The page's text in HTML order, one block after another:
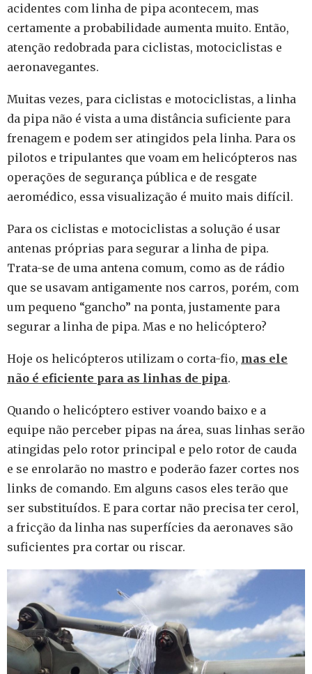
acidentes com linha de pipa acontecem, mas
certamente a probabilidade aumenta muito. Então,
atenção redobrada para ciclistas, motociclistas e
aeronavegantes.
Muitas vezes, para ciclistas e motociclistas, a linha
da pipa não é vista a uma distância suficiente para
frenagem e podem ser atingidos pela linha. Para os
pilotos e tripulantes que voam em helicópteros nas
operações de segurança pública e de resgate
aeromédico, essa visualização é muito mais difícil.
Para os ciclistas e motociclistas a solução é usar
antenas próprias para segurar a linha de pipa.
Trata-se de uma antena comum, como as de rádio
que se usavam antigamente nos carros, porém, com
um pequeno “gancho” na ponta, justamente para
segurar a linha de pipa. Mas e no helicóptero?
Hoje os helicópteros utilizam o corta-fio, mas ele
não é eficiente para as linhas de pipa.
Quando o helicóptero estiver voando baixo e a
equipe não perceber pipas na área, suas linhas serão
atingidas pelo rotor principal e pelo rotor de cauda
e se enrolarão no mastro e poderão fazer cortes nos
links de comando. Em alguns casos eles terão que
ser substituídos. E para cortar não precisa ter cerol,
a fricção da linha nas superfícies da aeronaves são
suficientes pra cortar ou riscar.